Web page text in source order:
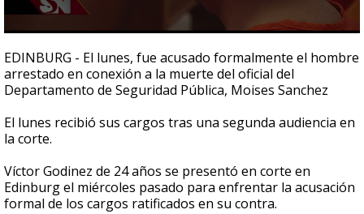
seconds
of
2
minutes,
seconds
EDINBURG - El lunes, fue acusado formalmente el hombre
arrestado en conexión a la muerte del oficial del
Departamento de Seguridad Pública, Moises Sanchez
El lunes recibió sus cargos tras una segunda audiencia en
la corte.
Víctor Godinez de 24 años se presentó en corte en
Edinburg el miércoles pasado para enfrentar la acusación
formal de los cargos ratificados en su contra.